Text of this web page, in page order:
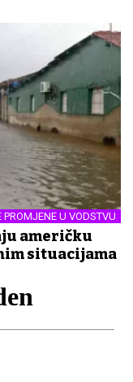
U VODSTVU
američku
situacijama